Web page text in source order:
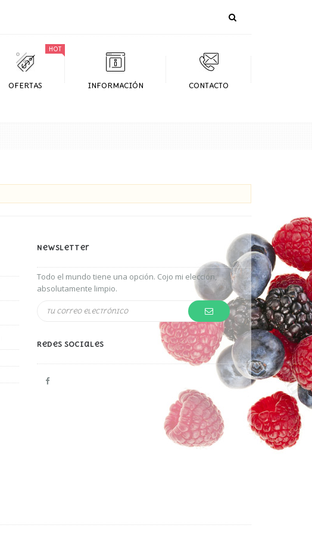
OFERTAS
hot
INFORMACIÓN CONTACTO
Newsletter
Todo el mundo tiene una opción. Cojo mi elección,
absolutamente limpio.
Redes Sociales